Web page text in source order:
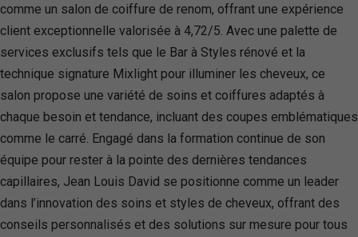
comme un salon de coiffure de renom, offrant une expérience
client exceptionnelle valorisée à 4,72/5. Avec une palette de
services exclusifs tels que le Bar à Styles rénové et la
technique signature Mixlight pour illuminer les cheveux, ce
salon propose une variété de soins et coiffures adaptés à
chaque besoin et tendance, incluant des coupes emblématiques
comme le carré. Engagé dans la formation continue de son
équipe pour rester à la pointe des dernières tendances
capillaires, Jean Louis David se positionne comme un leader
dans l’innovation des soins et styles de cheveux, offrant des
conseils personnalisés et des solutions sur mesure pour tous